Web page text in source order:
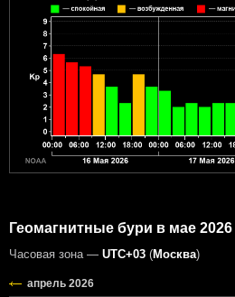
Геомагнитные бури в мае 2026
Часовая зона — UTC+03 (Москва)